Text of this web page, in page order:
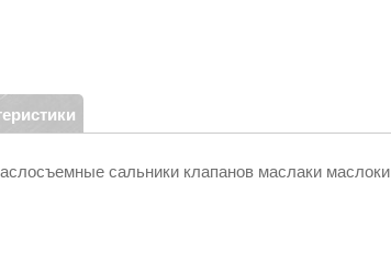
сальники клапанов маслаки маслоки